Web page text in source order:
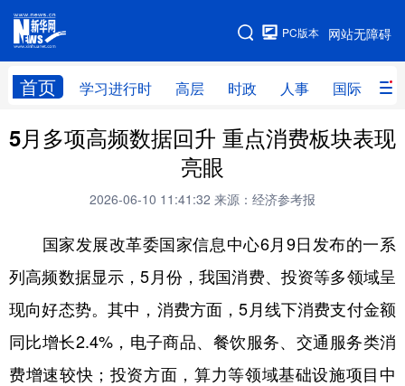
网站无障碍
PC版本
首页 学习进行时 高层 时政 人事 国际 财
网站地图
学习进行时 高层 时政 人事
全球连线
科技 科创 量子 体育
文化 书画 健康 军事
法律 中央文件 金融 汽车
5月多项高频数据回升 重点消费板块表现
亮眼
2026-06-10 11:41:32 来源：经济参考报
国家发展改革委国家信息中心6月9日发布的一系
列高频数据显示，5月份，我国消费、投资等多领域呈
现向好态势。其中，消费方面，5月线下消费支付金额
同比增长2.4%，电子商品、餐饮服务、交通服务类消
费增速较快；投资方面，算力等领域基础设施项目中